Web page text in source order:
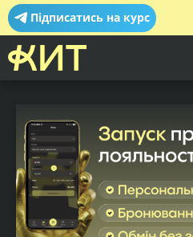
Підписатись на курс